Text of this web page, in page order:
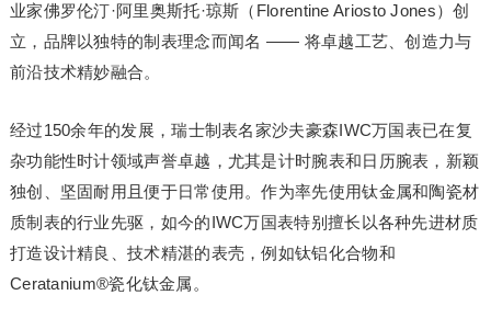
业家佛罗伦汀·阿里奥斯托·琼斯（Florentine Ariosto Jones）创
立，品牌以独特的制表理念而闻名 —— 将卓越工艺、创造力与
前沿技术精妙融合。
经过150余年的发展，瑞士制表名家沙夫豪森IWC万国表已在复
杂功能性时计领域声誉卓越，尤其是计时腕表和日历腕表，新颖
独创、坚固耐用且便于日常使用。作为率先使用钛金属和陶瓷材
质制表的行业先驱，如今的IWC万国表特别擅长以各种先进材质
打造设计精良、技术精湛的表壳，例如钛铝化合物和
Ceratanium®瓷化钛金属。